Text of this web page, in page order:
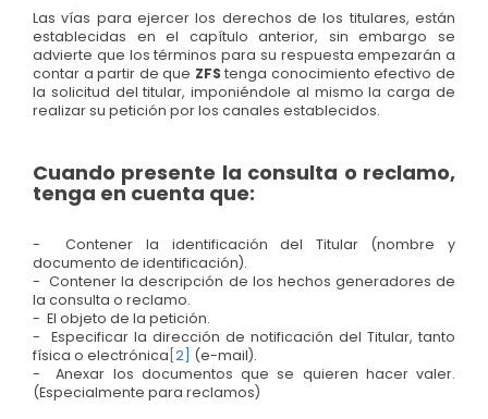
Las vías para ejercer los derechos de los titulares, están
establecidas en el capítulo anterior, sin embargo se
advierte que los términos para su respuesta empezarán a
contar a partir de que ZFStenga conocimiento efectivo de
la solicitud del titular, imponiéndole al mismo la carga de
realizar su petición por los canales establecidos.
Cuando presente la consulta o reclamo,
tenga en cuenta que:
- Contener la identificación del Titular (nombre y
documento de identificación).
- Contener la descripción de los hechos generadores de
la consulta o reclamo.
- El objeto de la petición.
- Especificar la dirección de notificación del Titular, tanto
física o electrónica [2] (e-mail).
- Anexar los documentos que se quieren hacer valer.
(Especialmente para reclamos)